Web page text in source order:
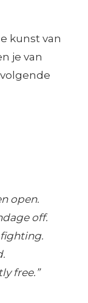
kunst van
je van
open.
off.
free.”